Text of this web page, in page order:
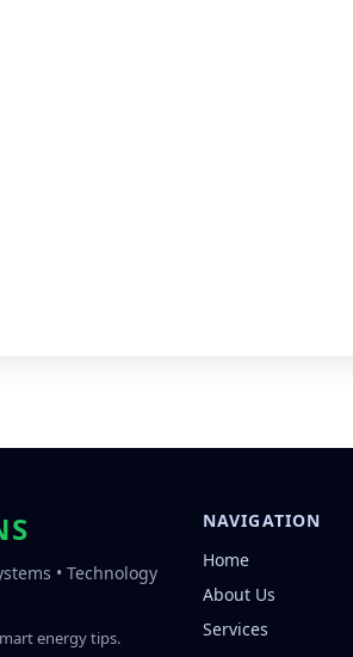
• Technology
energy tips.
NAVIGATION
Home
About Us
Services